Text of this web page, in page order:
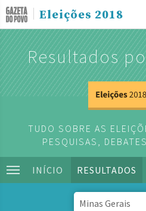
Eleições 2018
Resultados
TUDO SOBRE AS
PESQUISAS,
INÍCIO RESULTADOS